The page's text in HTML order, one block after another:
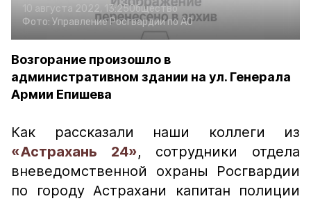
10 августа 2022, 13:25Общество
Фото: Управление Росгвардии по АО
Возгорание произошло в
административном здании на ул. Генерала
Армии Епишева
Как рассказали наши коллеги из
«Астрахань 24», сотрудники отдела
вневедомственной охраны Росгвардии
по городу Астрахани капитан полиции